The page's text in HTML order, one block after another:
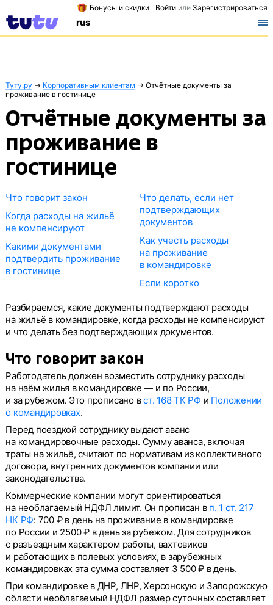
Войтиили Зарегистрироваться
Бонусы и скидки
rus
Туту.ру → Корпоративным клиентам → Отчётные документы за
проживание в гостинице
Отчётные документы за
проживание в
гостинице
Что говорит закон
Когда расходы на жильё
не компенсируют
Какими документами
подтвердить проживание
в гостинице
Что делать, если нет
подтверждающих
документов
Как учесть расходы
на проживание
в командировке
Если коротко
Разбираемся, какие документы подтверждают расходы
на жильё в командировке, когда расходы не компенсируют
и что делать без подтверждающих документов.
Что говорит закон
Работодатель должен возместить сотруднику расходы
на наём жилья в командировке — и по России,
и за рубежом. Это прописано вст. 168 ТК РФ и Положении
о командировках.
Перед поездкой сотруднику выдают аванс
на командировочные расходы. Сумму аванса, включая
траты на жильё, считают по нормативам из коллективного
договора, внутренних документов компании или
законодательства.
Коммерческие компании могут ориентироваться
на необлагаемый НДФЛ лимит. Он прописан в п. 1 ст. 217
НК РФ: 700 ₽ в день на проживание в командировке
по России и 2500 ₽ в день за рубежом. Для сотрудников
с разъездным характером работы, вахтовиков
и работающих в полевых условиях, в зарубежных
командировках эта сумма составляет 3 500 ₽ в день.
При командировке в ДНР, ЛНР, Херсонскую и Запорожскую
области необлагаемый НДФЛ размер суточных составляет